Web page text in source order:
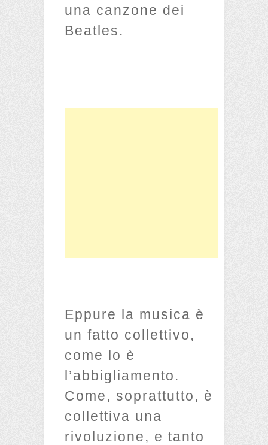
una canzone dei
Beatles.
Eppure la musica è
un fatto collettivo,
come lo è
l’abbigliamento.
Come, soprattutto, è
collettiva una
rivoluzione, e tanto